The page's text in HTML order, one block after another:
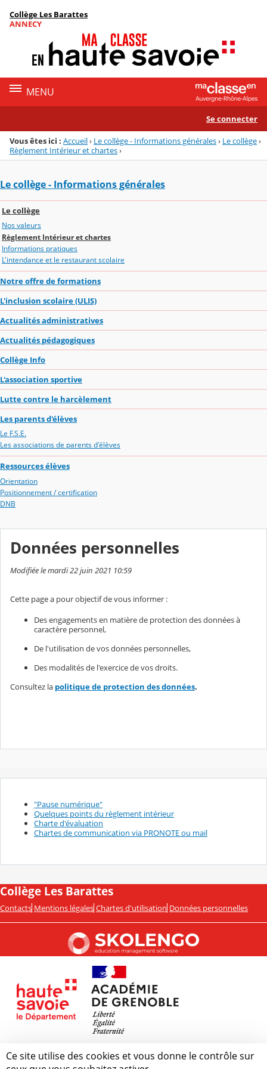
Menu de la rubrique
Contenu
Collège Les Barattes
ANNECY
MENU
Se connecter
Vous êtes ici : Accueil› Le collège - Informations générales› Le collège›
Règlement Intérieur et chartes›
Le collège - Informations générales
Le collège
Nos valeurs
Règlement Intérieur et chartes
Informations pratiques
L'intendance et le restaurant scolaire
Notre offre de formations
L'inclusion scolaire (ULIS)
Actualités administratives
Actualités pédagogiques
Collège Info
L'association sportive
Lutte contre le harcèlement
Les parents d'élèves
Le F.S.E.
Les associations de parents d'élèves
Ressources élèves
Orientation
Positionnement / certification
DNB
Données personnelles
Modifiée le mardi 22 juin 2021 10:59
Cette page a pour objectif de vous informer :
Des engagements en matière de protection des données à
caractère personnel,
De l'utilisation de vos données personnelles,
Des modalités de l'exercice de vos droits.
Consultez la politique de protection des données.
"Pause numérique"
Quelques points du règlement intérieur
Charte d'évaluation
Chartes de communication via PRONOTE ou mail
Collège Les Barattes
Contacts Mentions légales Chartes d'utilisation Données personnelles
Ce site utilise des cookies et vous donne le contrôle sur